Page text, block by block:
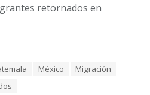
retornados en
México
Migración